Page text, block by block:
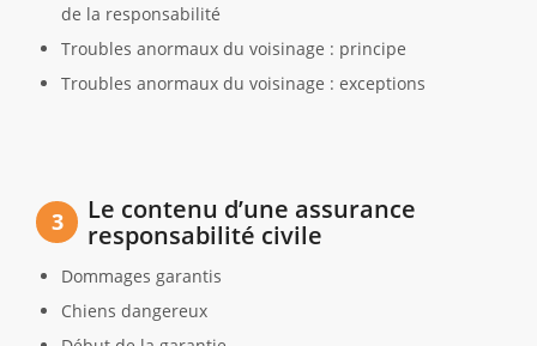
de la responsabilité
Troubles anormaux du voisinage : principe
Troubles anormaux du voisinage : exceptions
3
Le contenu d’une assurance
responsabilité civile
Dommages garantis
Chiens dangereux